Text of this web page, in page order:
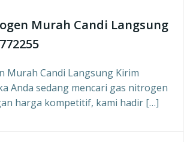
Murah Candi Langsung
Murah Candi Langsung Kirim
Anda sedang mencari gas nitrogen
harga kompetitif, kami hadir […]